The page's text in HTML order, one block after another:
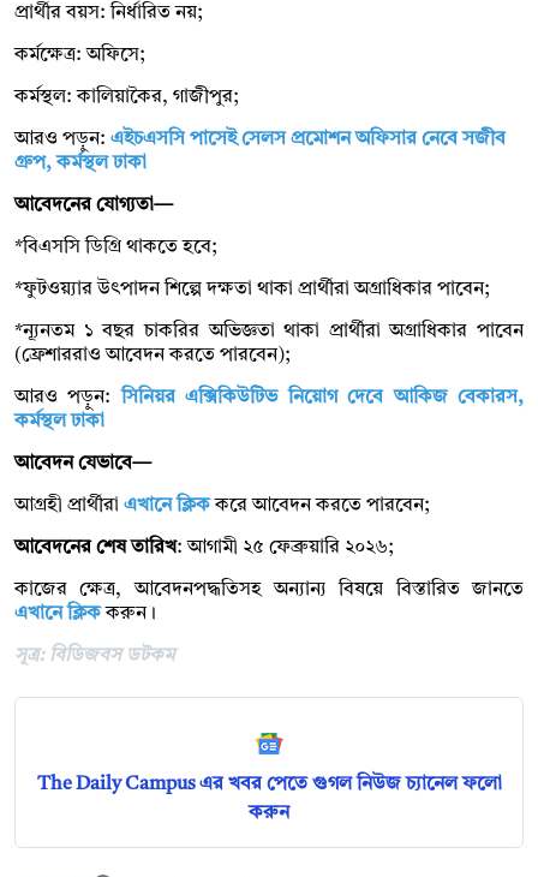
প্রার্থীর বয়স: নির্ধারিত নয়;
কর্মক্ষেত্র: অফিসে;
কর্মস্থল: কালিয়াকৈর, গাজীপুর;
আরও পড়ুন: এইচএসসি পাসেই সেলস প্রমোশন অফিসার নেবে সজীব
গ্রুপ, কর্মস্থল ঢাকা
আবেদনের যোগ্যতা—
*বিএসসি ডিগ্রি থাকতে হবে;
*ফুটওয়্যার উৎপাদন শিল্পে দক্ষতা থাকা প্রার্থীরা অগ্রাধিকার পাবেন;
*ন্যূনতম ১ বছর চাকরির অভিজ্ঞতা থাকা প্রার্থীরা অগ্রাধিকার পাবেন
(ফ্রেশাররাও আবেদন করতে পারবেন);
আরও পড়ুন:সিনিয়র এক্সিকিউটিভ নিয়োগ দেবে আকিজ বেকারস,
কর্মস্থল ঢাকা
আবেদন যেভাবে—
আগ্রহী প্রার্থীরা এখানে ক্লিককরে আবেদন করতে পারবেন;
আবেদনের শেষ তারিখ: আগামী ২৫ ফেব্রুয়ারি ২০২৬;
কাজের ক্ষেত্র, আবেদনপদ্ধতিসহ অন্যান্য বিষয়ে বিস্তারিত জানতে
এখানে ক্লিককরুন।
সূত্র: বিডিজবস ডটকম
The Daily Campus এর খবর পেতে গুগল নিউজ চ্যানেল ফলো
করুন